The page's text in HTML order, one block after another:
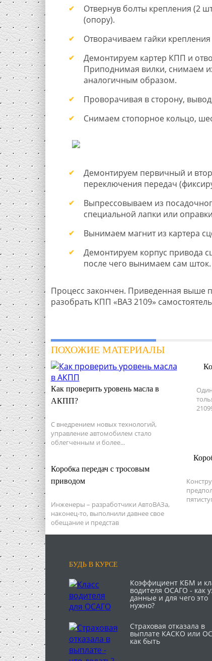
Отвернув болты крепления (2
(опору).
Отворачиваем гайки
Демонтируем картер КПП и
Приподнимая вилки, снимаем
аналогичным образом.
Проворачивая в сторону,
Снимаем стопорное кольцо,
Демонтируем первичный и
переключения передач
Выпрессовываем из
специальной лапки или
Вынимаем магнит из картера
Демонтируем корпус привода
после чего вынимаем сам шток.
Процесс закончен. Приведенная выше
разобрать КПП «ВАЗ 2109»
ПОХОЖИЕ МАТЕРИАЛЫ
Как проверить уровень масла в
АКПП?
С внедрением новых технологий,
управление автомобилем стало
облегченным и более...
Коробка передач с тросовым
приводом
Инженеры – разработчики АвтоВАЗа,
наконец-то, выполнили давнее свое
обещание и представ
БУДЬ В КУРСЕ
Коэффициент КБМ и
водителя ОСАГО - как
данные и для чего это
нужно?
Страховая отказала в
выплате КАСКО или
как быть